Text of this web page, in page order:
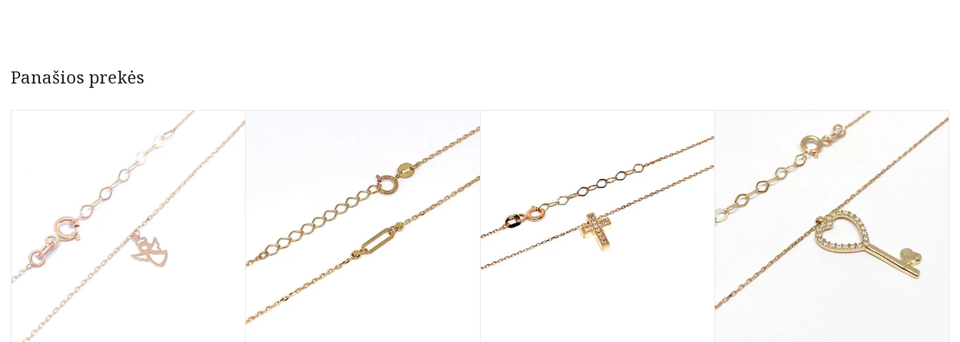
Panašios prekės